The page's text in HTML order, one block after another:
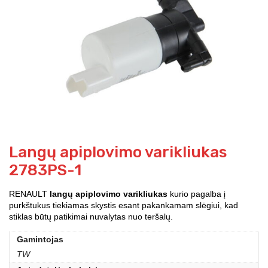
Langų apiplovimo varikliukas
2783PS-1
RENAULT langų apiplovimo varikliukas kurio pagalba į
purkštukus tiekiamas skystis esant pakankamam slėgiui, kad
stiklas būtų patikimai nuvalytas nuo teršalų.
Gamintojas
TW